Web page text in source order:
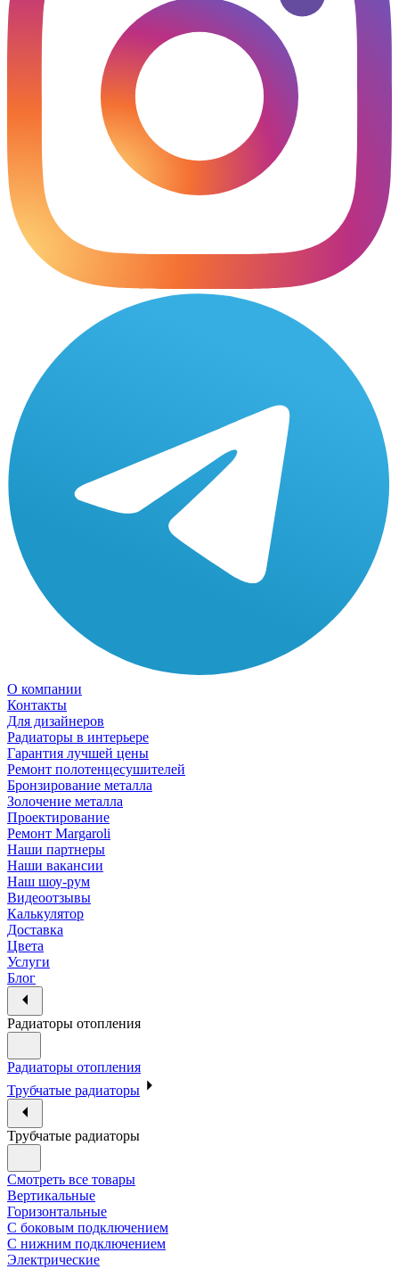
О компании
Контакты
Для дизайнеров
Радиаторы в интерьере
Гарантия лучшей цены
Ремонт полотенцесушителей
Бронзирование металла
Золочение металла
Проектирование
Ремонт Margaroli
Наши партнеры
Наши вакансии
Наш шоу-рум
Видеоотзывы
Калькулятор
Доставка
Цвета
Услуги
Блог
Радиаторы отопления
Радиаторы отопления
Трубчатые радиаторы
Трубчатые радиаторы
Смотреть все товары
Вертикальные
Горизонтальные
С боковым подключением
С нижним подключением
Электрические